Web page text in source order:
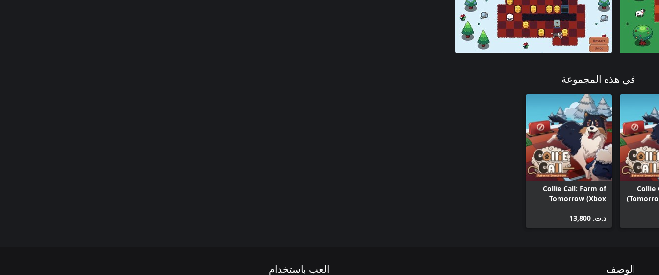
في هذه المجموعة
Collie
Collie Call: Farm of
Tomorrow (Xbox
د.ت.‏ 13,800
الوصف العب باستخدام